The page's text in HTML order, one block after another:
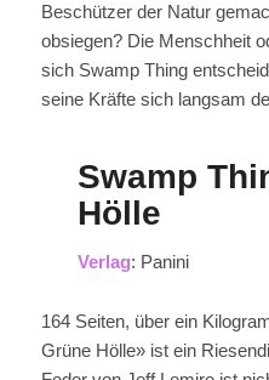
Beschützer der Natur
obsiegen? Die Menschheit
sich Swamp Thing
seine Kräfte sich langsam
Swamp
Hölle
Verlag: Panini
164 Seiten, über ein
Grüne Hölle» ist ein